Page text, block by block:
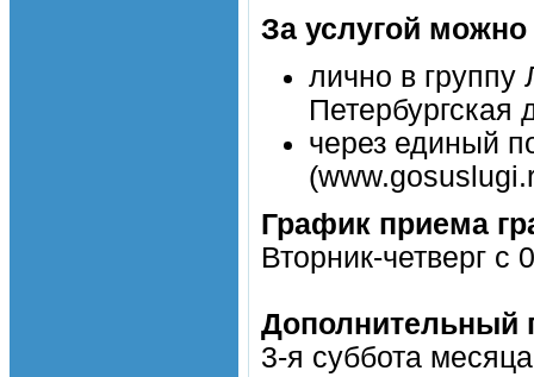
За услугой можно
лично в группу
Петербургская
через единый
График приема
Вторник-четверг
Дополнительный
3-я суббота